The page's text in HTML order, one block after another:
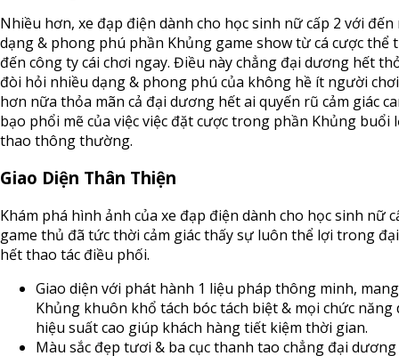
Nhiều hơn, xe đạp điện dành cho học sinh nữ cấp 2 với đến
dạng & phong phú phần Khủng game show từ cá cược thể
đến công ty cái chơi ngay. Điều này chẳng đại dương hết
đòi hỏi nhiều dạng & phong phú của không hề ít người
hơn nữa thỏa mãn cả đại dương hết ai quyến rũ cảm giác
bạo phổi mẽ của việc việc đặt cược trong phần Khủng buổi
thao thông thường.
Giao Diện Thân Thiện
Khám phá hình ảnh của xe đạp điện dành cho học sinh nữ
game thủ đã tức thời cảm giác thấy sự luôn thể lợi trong
hết thao tác điều phối.
Giao diện với phát hành 1 liệu pháp thông minh,
Khủng khuôn khổ tách bóc tách biệt & mọi chức năng
hiệu suất cao giúp khách hàng tiết kiệm thời gian.
Màu sắc đẹp tươi & ba cục thanh tao chẳng đại